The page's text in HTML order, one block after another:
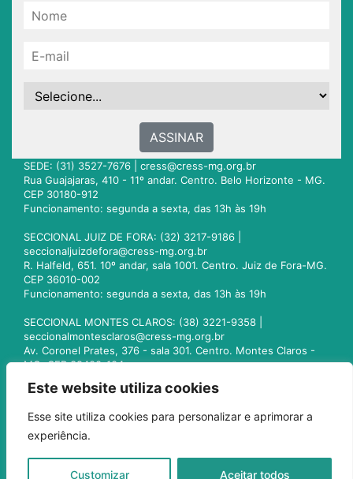
Este website utiliza cookies
Esse site utiliza cookies para personalizar e aprimorar a
experiência.
Customizar Aceitar todos
ASSINAR
SEDE: (31) 3527-7676 | cress@cress-mg.org.br
Rua Guajajaras, 410 - 11º andar. Centro. Belo Horizonte - MG.
CEP 30180-912
Funcionamento: segunda a sexta, das 13h às 19h
SECCIONAL JUIZ DE FORA: (32) 3217-9186 |
seccionaljuizdefora@cress-mg.org.br
R. Halfeld, 651. 10º andar, sala 1001. Centro. Juiz de Fora-MG.
CEP 36010-002
Funcionamento: segunda a sexta, das 13h às 19h
SECCIONAL MONTES CLAROS: (38) 3221-9358 |
seccionalmontesclaros@cress-mg.org.br
Av. Coronel Prates, 376 - sala 301. Centro. Montes Claros -
MG. CEP 39400-104
seccionaluberlandia@cress-mg.org.br
Av. Afonso Pena, 547 - sala 101. Uberlândia - MG. CEP